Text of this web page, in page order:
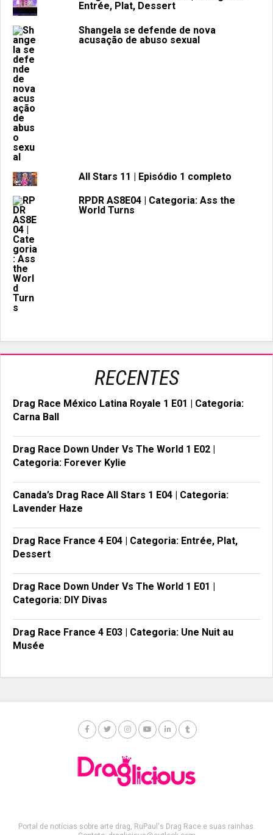
Entrée, Plat, Dessert
Shangela se defende de nova
acusação de abuso sexual
All Stars 11 | Episódio 1 completo
RPDR AS8E04 | Categoria: Ass the
World Turns
RECENTES
Drag Race México Latina Royale 1 E01 | Categoria:
Carna Ball
Drag Race Down Under Vs The World 1 E02 |
Categoria: Forever Kylie
Canada’s Drag Race All Stars 1 E04 | Categoria:
Lavender Haze
Drag Race France 4 E04 | Categoria: Entrée, Plat,
Dessert
Drag Race Down Under Vs The World 1 E01 |
Categoria: DIY Divas
Drag Race France 4 E03 | Categoria: Une Nuit au
Musée
Portal de notícias sobre arte drag, RuPaul's Drag Race e suas rainhas.